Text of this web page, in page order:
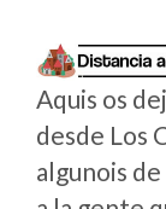
Aquis os
desde Los
algunois